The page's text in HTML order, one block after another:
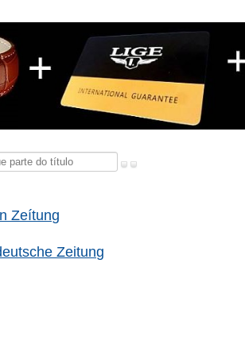
Zeítung
Zeitung